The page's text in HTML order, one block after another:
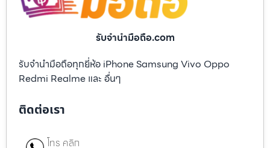
รับจํานํามือถือ.com
รับจำนำมือถือทุกยี่ห้อ iPhone Samsung Vivo Oppo
Redmi Realme และ อื่นๆ
ติดต่อเรา
โทร คลิก